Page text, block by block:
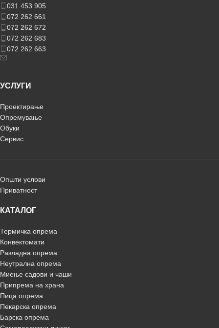
031 453 905
072 262 661
072 262 672
072 262 683
072 262 663
УСЛУГИ
Проектирање
Опремување
Обуки
Сервис
Општи услови
Приватност
КАТАЛОГ
Термичка опрема
Конвектомати
Разладна опрема
Неутрална опрема
Миење садови и чаши
Припрема на храна
Пица опрема
Пекарска опрема
Барска опрема